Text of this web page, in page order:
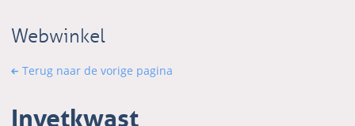
Webwinkel
Terug naar de vorige pagina
Invetkwast